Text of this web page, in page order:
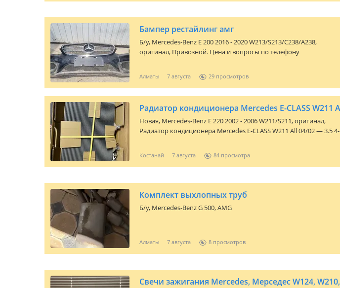
Бампер рестайлинг амг
Б/y, Mercedes-Benz E 200 2016 - 2020 W213/S213/C238/A238,
оригинал, Привозной. Цена и вопросы по телефону
Алматы 7 августа 29
Новая, Mercedes-Benz E 220 2002 - 2006 W211/S211, оригинал,
Радиатор кондиционера Mercedes E-CLASS W211 Аll 04/02 — 3.5 4-
Европейское производство.
Костанай 7 августа 84
Комплект выхлопных труб
Б/y, Mercedes-Benz G 500, AMG
Алматы 7 августа 8